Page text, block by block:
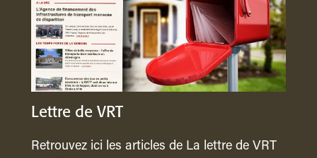
Lettre de VRT
Retrouvez ici les articles de La lettre de VRT